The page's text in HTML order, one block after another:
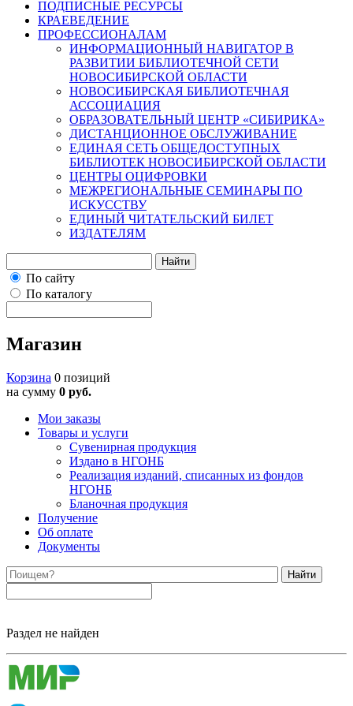
ПОДПИСНЫЕ РЕСУРСЫ
КРАЕВЕДЕНИЕ
ПРОФЕССИОНАЛАМ
ИНФОРМАЦИОННЫЙ НАВИГАТОР В
РАЗВИТИИ БИБЛИОТЕЧНОЙ СЕТИ
НОВОСИБИРСКОЙ ОБЛАСТИ
НОВОСИБИРСКАЯ БИБЛИОТЕЧНАЯ
АССОЦИАЦИЯ
ОБРАЗОВАТЕЛЬНЫЙ ЦЕНТР «СИБИРИКА»
ДИСТАНЦИОННОЕ ОБСЛУЖИВАНИЕ
ЕДИНАЯ СЕТЬ ОБЩЕДОСТУПНЫХ
БИБЛИОТЕК НОВОСИБИРСКОЙ ОБЛАСТИ
ЦЕНТРЫ ОЦИФРОВКИ
МЕЖРЕГИОНАЛЬНЫЕ СЕМИНАРЫ ПО
ИСКУССТВУ
ЕДИНЫЙ ЧИТАТЕЛЬСКИЙ БИЛЕТ
ИЗДАТЕЛЯМ
Найти
По сайту
По каталогу
Магазин
Корзина 0 позиций
на сумму 0 руб.
Мои заказы
Товары и услуги
Сувенирная продукция
Издано в НГОНБ
Реализация изданий, списанных из фондов
НГОНБ
Бланочная продукция
Получение
Об оплате
Документы
Найти
Раздел не найден